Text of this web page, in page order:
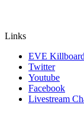
Links
EVE Killboard
Twitter
Youtube
Facebook
Livestream